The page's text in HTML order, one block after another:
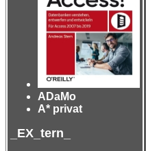
ADaMo
A* privat
_EX_tern_